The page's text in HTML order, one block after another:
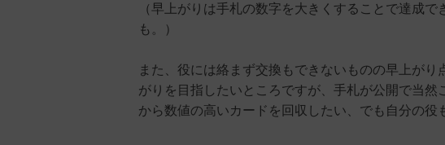
（早上がりは手札の数字を大きくすることで達成
も。）
また、役には絡まず交換もできないものの早上が
がりを目指したいところですが、手札が公開で当
から数値の高いカードを回収したい、でも自分の役